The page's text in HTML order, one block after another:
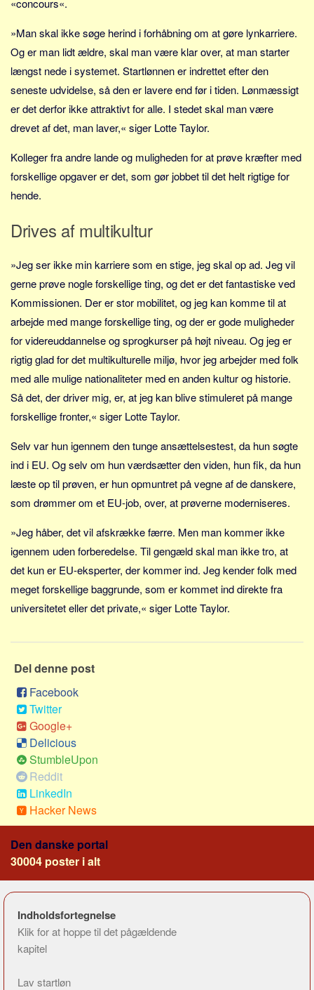
Aspekter
Køb og salg
Økonomi
Jura og regler
Skatter og afgifter
Statistik
Meta
Emner
Skribenter
Personer
Steder
Kilder
Om
Webstedet
Forhistorien
Redigering
Tekstannoncer
Bannere
Hjælp
«concours«.
»Man skal ikke søge herind i forhåbning om at gøre lynkarriere.
Og er man lidt ældre, skal man være klar over, at man starter
længst nede i systemet. Startlønnen er indrettet efter den
seneste udvidelse, så den er lavere end før i tiden. Lønmæssigt
er det derfor ikke attraktivt for alle. I stedet skal man være
drevet af det, man laver,« siger Lotte Taylor.
Kolleger fra andre lande og muligheden for at prøve kræfter med
forskellige opgaver er det, som gør jobbet til det helt rigtige for
hende.
Drives af multikultur
»Jeg ser ikke min karriere som en stige, jeg skal op ad. Jeg vil
gerne prøve nogle forskellige ting, og det er det fantastiske ved
Kommissionen. Der er stor mobilitet, og jeg kan komme til at
arbejde med mange forskellige ting, og der er gode muligheder
for videreuddannelse og sprogkurser på højt niveau. Og jeg er
rigtig glad for det multikulturelle miljø, hvor jeg arbejder med folk
med alle mulige nationaliteter med en anden kultur og historie.
Så det, der driver mig, er, at jeg kan blive stimuleret på mange
forskellige fronter,« siger Lotte Taylor.
Selv var hun igennem den tunge ansættelsestest, da hun søgte
ind i EU. Og selv om hun værdsætter den viden, hun fik, da hun
læste op til prøven, er hun opmuntret på vegne af de danskere,
som drømmer om et EU-job, over, at prøverne moderniseres.
»Jeg håber, det vil afskrække færre. Men man kommer ikke
igennem uden forberedelse. Til gengæld skal man ikke tro, at
det kun er EU-eksperter, der kommer ind. Jeg kender folk med
meget forskellige baggrunde, som er kommet ind direkte fra
universitetet eller det private,« siger Lotte Taylor.
Del denne post
Facebook
Twitter
Google+
Delicious
StumbleUpon
Reddit
LinkedIn
Hacker News
Den danske portal
30004 poster i alt
Indholdsfortegnelse
Klik for at hoppe til det pågældende
kapitel
Lav startløn